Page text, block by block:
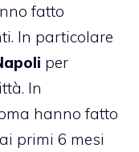
fatto
In particolare
per
In
hanno fatto
primi 6 mesi